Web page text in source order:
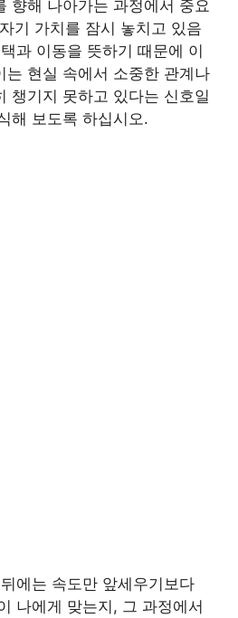
향해 나아가는 과정에서 중요
기 가치를 잠시 놓치고 있음
과 이동을 뜻하기 때문에 이
는 현실 속에서 소중한 관계나
챙기지 못하고 있다는 신호일
해 보도록 하십시오.
에는 속도만 앞세우기보다
나에게 맞는지, 그 과정에서